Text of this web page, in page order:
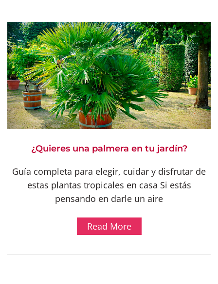
¿Quieres una palmera en tu jardín?
Guía completa para elegir, cuidar y disfrutar de
estas plantas tropicales en casa Si estás
pensando en darle un aire
Read More